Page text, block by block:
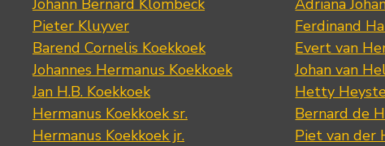
Pieter Kluyver
Barend Cornelis Koekkoek
Johannes Hermanus Koekkoek
Jan H.B. Koekkoek
Hermanus Koekkoek sr.
Hermanus Koekkoek jr.
Ferdinand
Evert van
Johan van
Hetty
Bernard de
Piet van der